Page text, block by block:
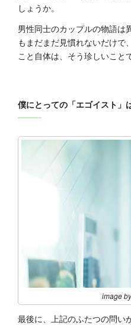
しょうか。
男性同士のカップルの物語は
もまだまだ見慣れないだけで
こと自体は、そう珍しいこと
僕にとっての「エゴイスト」
image
最後に、上記のふたつの問い